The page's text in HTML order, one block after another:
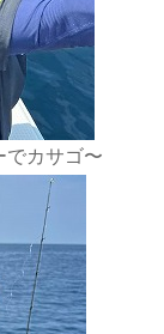
カサゴ〜